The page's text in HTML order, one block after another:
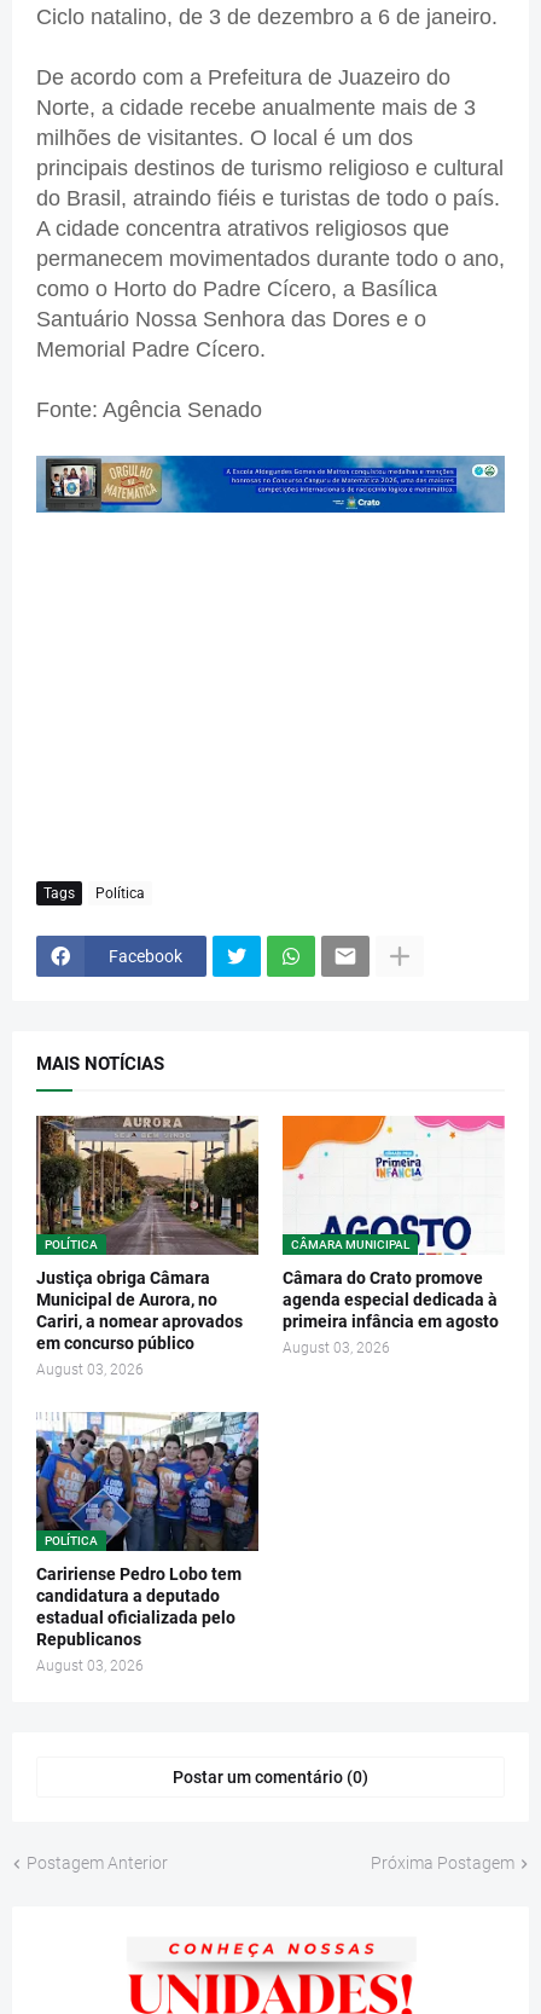
Ciclo natalino, de 3 de dezembro a 6 de janeiro.
De acordo com a Prefeitura de Juazeiro do
Norte, a cidade recebe anualmente mais de 3
milhões de visitantes. O local é um dos
principais destinos de turismo religioso e cultural
do Brasil, atraindo fiéis e turistas de todo o país.
A cidade concentra atrativos religiosos que
permanecem movimentados durante todo o ano,
como o Horto do Padre Cícero, a Basílica
Santuário Nossa Senhora das Dores e o
Memorial Padre Cícero.
Fonte: Agência Senado
Tags Política
Facebook
MAIS NOTÍCIAS
POLÍTICA
Justiça obriga Câmara
Municipal de Aurora, no
Cariri, a nomear aprovados
em concurso público
August 03, 2026
CÂMARA MUNICIPAL
Câmara do Crato promove
agenda especial dedicada à
primeira infância em agosto
August 03, 2026
POLÍTICA
Caririense Pedro Lobo tem
candidatura a deputado
estadual oficializada pelo
Republicanos
August 03, 2026
Postar um comentário (0)
Postagem Anterior Próxima Postagem